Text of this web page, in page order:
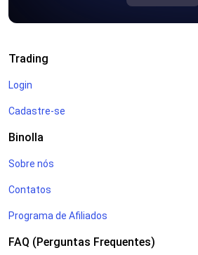
Trading
Login
Cadastre-se
Binolla
Sobre nós
Contatos
Programa de Afiliados
FAQ (Perguntas Frequentes)